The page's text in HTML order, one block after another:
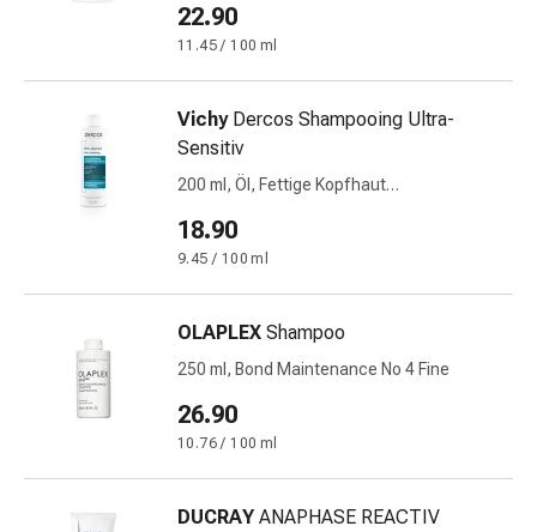
Haut
Nase
Durchfall
Hämorrhoiden
Magenbrennen
Erbrechen
Verdauung,
Blähungen
Verstopfung
Medizinische
Hautpflege
22.90
11.45 / 100 ml
Vichy Dercos Shampooing Ultra-
Sensitiv
200 ml, Öl, Fettige Kopfhaut
18.90
9.45 / 100 ml
OLAPLEX Shampoo
250 ml, Bond Maintenance No 4 Fine
26.90
10.76 / 100 ml
DUCRAY ANAPHASE REACTIV